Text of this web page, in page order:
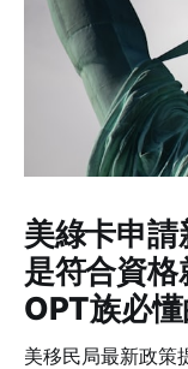
美綠卡申
是符合資格
OPT族必
美移民局最新政策